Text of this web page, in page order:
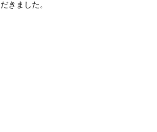
きました。